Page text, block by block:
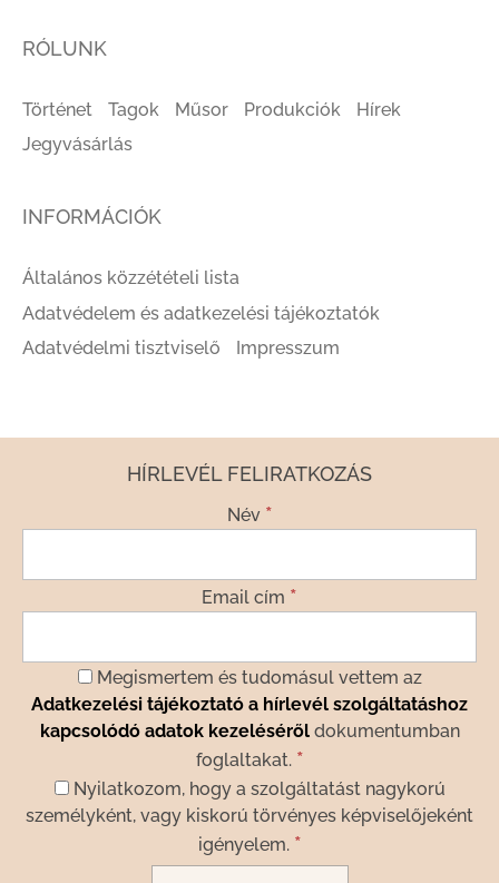
RÓLUNK
Történet Tagok Műsor Produkciók
Hírek
Jegyvásárlás
INFORMÁCIÓK
Általános közzétételi lista
Adatvédelem és adatkezelési tájékoztatók
Adatvédelmi tisztviselő
Impresszum
HÍRLEVÉL FELIRATKOZÁS
Név *
Email cím *
Megismertem és tudomásul vettem az
Adatkezelési tájékoztató a hírlevél szolgáltatáshoz
kapcsolódó adatok kezelésérőldokumentumban
foglaltakat. *
Nyilatkozom, hogy a szolgáltatást nagykorú
személyként, vagy kiskorú törvényes képviselőjeként
igényelem. *